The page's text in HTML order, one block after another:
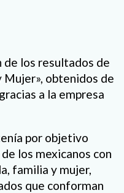
de los resultados de
Mujer», obtenidos de
a la empresa
por objetivo
los mexicanos con
familia y mujer,
que conforman